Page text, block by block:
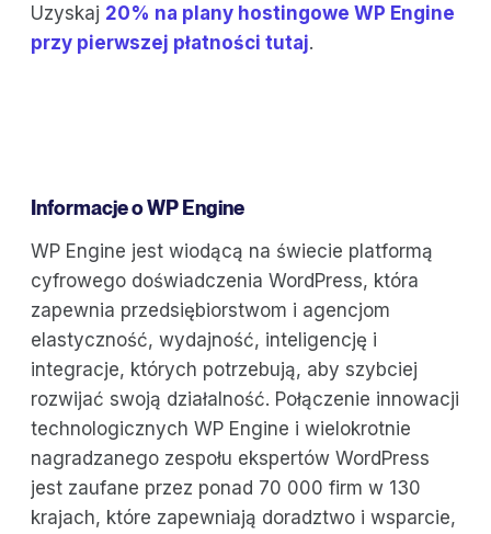
Uzyskaj 20% na plany hostingowe WP Engine
przy pierwszej płatności tutaj.
Informacje o WP Engine
WP Engine jest wiodącą na świecie platformą
cyfrowego doświadczenia WordPress, która
zapewnia przedsiębiorstwom i agencjom
elastyczność, wydajność, inteligencję i
integracje, których potrzebują, aby szybciej
rozwijać swoją działalność. Połączenie innowacji
technologicznych WP Engine i wielokrotnie
nagradzanego zespołu ekspertów WordPress
jest zaufane przez ponad 70 000 firm w 130
krajach, które zapewniają doradztwo i wsparcie,